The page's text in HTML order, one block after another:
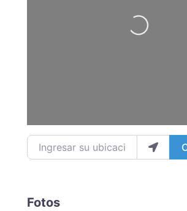
Loading...
Ingresar su ubicación
Fotos